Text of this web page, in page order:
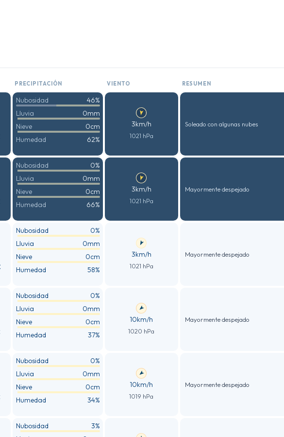
PRECIPITACIÓN VIENTO RESUMEN
Nubosidad
46%
Lluvia
0mm
Nieve
0cm
Humedad
62%
3km/h
1021 hPa
Soleado con algunas nubes
Nubosidad
0%
Lluvia
0mm
Nieve
0cm
Humedad
66%
3km/h
1021 hPa
Mayormente despejado
Nubosidad
0%
Lluvia
0mm
Nieve
0cm
Humedad
58%
3km/h
1021 hPa
Mayormente despejado
Nubosidad
0%
Lluvia
0mm
Nieve
0cm
Humedad
37%
10km/h
1020 hPa
Mayormente despejado
Nubosidad
0%
Lluvia
0mm
Nieve
0cm
Humedad
34%
10km/h
1019 hPa
Mayormente despejado
Nubosidad
3%